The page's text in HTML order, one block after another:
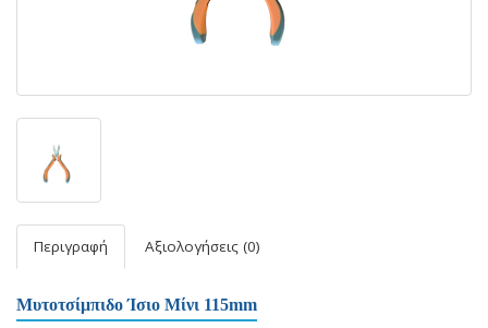
Περιγραφή Αξιολογήσεις (0)
Μυτοτσίμπιδο Ίσιο Μίνι 115mm